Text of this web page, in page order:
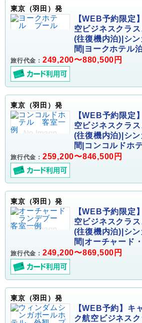
東京（羽田）発
【WEB予約限定
空ビジネスクラ
(往復機内泊)|シ
間|ヨークホテル
旅行代金： 249,200〜880,500円
東京（羽田）発
【WEB予約限定
空ビジネスクラ
(往復機内泊)|シ
間|コンコルドホ
旅行代金： 259,200〜846,500円
東京（羽田）発
【WEB予約限定
空ビジネスクラ
(往復機内泊)|シ
間|オーチャード
旅行代金： 249,200〜869,500円
東京（羽田）発
【WEB予約】キ
ク航空ビジネス